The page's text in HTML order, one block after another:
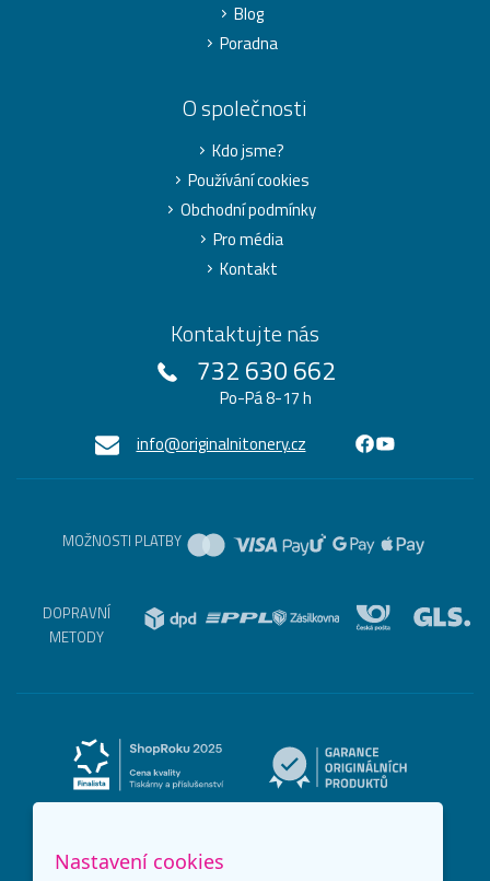
Blog
Poradna
O společnosti
Kdo jsme?
Používání cookies
Obchodní podmínky
Pro média
Kontakt
Kontaktujte nás
732 630 662
Po-Pá 8-17 h
info@originalnitonery.cz
MOŽNOSTI PLATBY
DOPRAVNÍ
METODY
Nastavení cookies